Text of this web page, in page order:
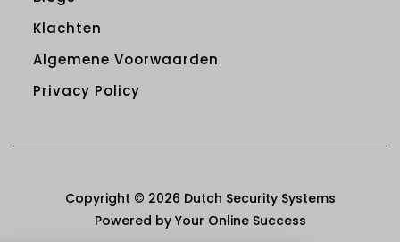
Klachten
Algemene Voorwaarden
Privacy Policy
Copyright © 2026 Dutch Security Systems
Powered by Your Online Success